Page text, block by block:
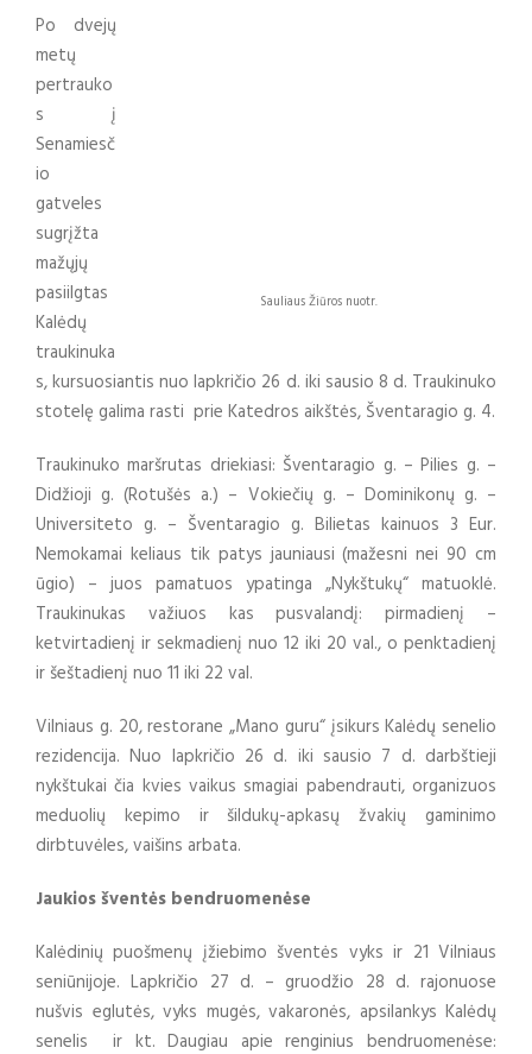
Sauliaus Žiūros nuotr.
Po dvejų
metų
pertrauko
s į
Senamiesč
io
gatveles
sugrįžta
mažųjų
pasiilgtas
Kalėdų
traukinuka
s, kursuosiantis nuo lapkričio 26 d. iki sausio 8 d. Traukinuko
stotelę galima rasti prie Katedros aikštės, Šventaragio g. 4.
Traukinuko maršrutas driekiasi: Šventaragio g. – Pilies g. –
Didžioji g. (Rotušės a.) – Vokiečių g. – Dominikonų g. –
Universiteto g. – Šventaragio g. Bilietas kainuos 3 Eur.
Nemokamai keliaus tik patys jauniausi (mažesni nei 90 cm
ūgio) – juos pamatuos ypatinga „Nykštukų“ matuoklė.
Traukinukas važiuos kas pusvalandį: pirmadienį –
ketvirtadienį ir sekmadienį nuo 12 iki 20 val., o penktadienį
ir šeštadienį nuo 11 iki 22 val.
Vilniaus g. 20, restorane „Mano guru“ įsikurs Kalėdų senelio
rezidencija. Nuo lapkričio 26 d. iki sausio 7 d. darbštieji
nykštukai čia kvies vaikus smagiai pabendrauti, organizuos
meduolių kepimo ir šildukų-apkasų žvakių gaminimo
dirbtuvėles, vaišins arbata.
Jaukios šventės bendruomenėse
Kalėdinių puošmenų įžiebimo šventės vyks ir 21 Vilniaus
seniūnijoje. Lapkričio 27 d. – gruodžio 28 d. rajonuose
nušvis eglutės, vyks mugės, vakaronės, apsilankys Kalėdų
senelis ir kt. Daugiau apie renginius bendruomenėse: